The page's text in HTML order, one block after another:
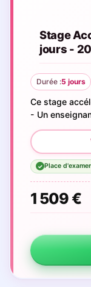
Stage
jours -
Durée :5 jours
Ce stage
- Un
✓ Place
1 509 €